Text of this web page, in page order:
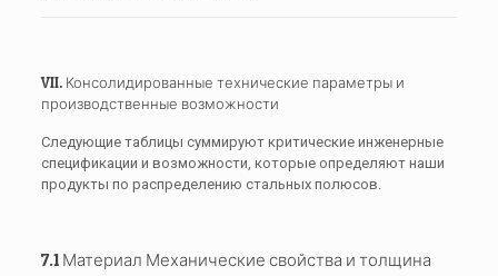
VII. Консолидированные технические параметры и
производственные возможности
Следующие таблицы суммируют критические инженерные
спецификации и возможности, которые определяют наши
продукты по распределению стальных полюсов.
7.1 Материал Механические свойства и толщина